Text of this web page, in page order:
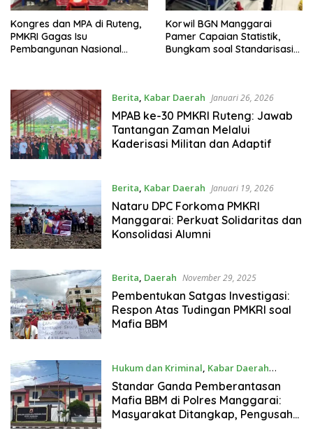
Kongres dan MPA di Ruteng,
PMKRI Gagas Isu
Pembangunan Nasional
Korwil BGN Manggarai
Pamer Capaian Statistik,
Bungkam soal Standarisasi
Berita, Kabar Daerah Januari 26, 2026
MPAB ke-30 PMKRI Ruteng: Jawab
Tantangan Zaman Melalui
Kaderisasi Militan dan Adaptif
Berita, Kabar Daerah Januari 19, 2026
Nataru DPC Forkoma PMKRI
Manggarai: Perkuat Solidaritas dan
Konsolidasi Alumni
Berita, Daerah November 29, 2025
Pembentukan Satgas Investigasi:
Respon Atas Tudingan PMKRI soal
Mafia BBM
Hukum dan Kriminal, Kabar Daerah
November 4, 2025
Standar Ganda Pemberantasan
Mafia BBM di Polres Manggarai:
Masyarakat Ditangkap, Pengusaha